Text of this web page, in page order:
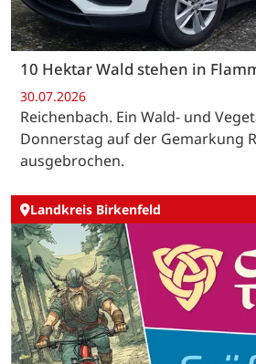
10 Hektar Wald stehen in
30.07.2026
Reichenbach. Ein Wald- und
Donnerstag auf der Gemarkung
ausgebrochen.
Landkreis Birkenfeld